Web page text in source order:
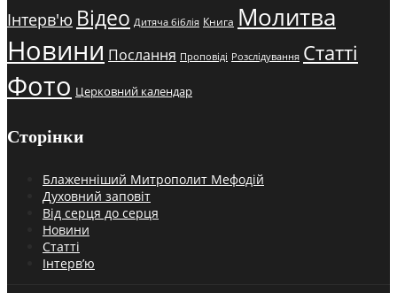
Інтерв'ю Відео Дитяча біблія Книга Молитва
Новини Послання Проповіді Розслідування Статті
Фото Церковний календар
Сторінки
Блаженніший Митрополит Мефодій
Духовний заповіт
Від серця до серця
Новини
Статті
Інтерв’ю